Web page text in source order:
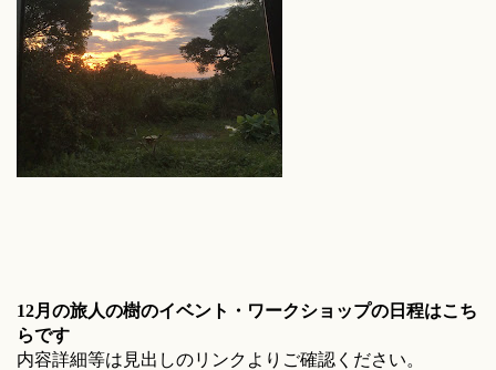
12月の旅人の樹のイベント・ワークショップの日程はこち
らです
内容詳細等は見出しのリンクよりご確認ください。